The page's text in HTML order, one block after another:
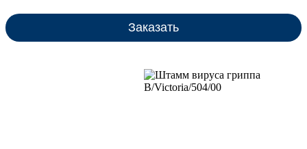
Заказать